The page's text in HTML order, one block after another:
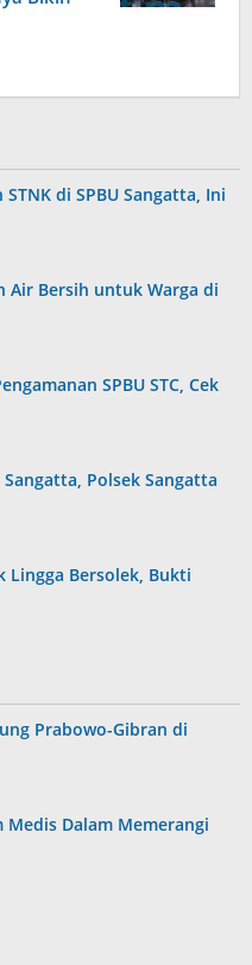
di SPBU Sangatta, Ini
Air Bersih untuk Warga di
SPBU STC, Cek
Polsek Sangatta
Lingga Bersolek, Bukti
Prabowo-Gibran di
Dalam Memerangi